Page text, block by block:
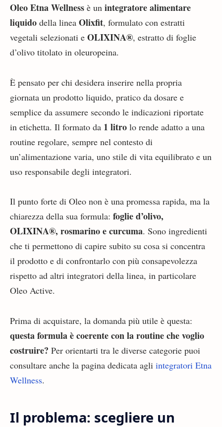
Oleo Etna Wellness è un integratore alimentare
liquido della linea Olixfit, formulato con estratti
vegetali selezionati e OLIXINA®, estratto di foglie
d’olivo titolato in oleuropeina.
È pensato per chi desidera inserire nella propria
giornata un prodotto liquido, pratico da dosare e
semplice da assumere secondo le indicazioni riportate
in etichetta. Il formato da 1 litro lo rende adatto a una
routine regolare, sempre nel contesto di
un’alimentazione varia, uno stile di vita equilibrato e un
uso responsabile degli integratori.
Il punto forte di Oleo non è una promessa rapida, ma la
chiarezza della sua formula: foglie d’olivo,
OLIXINA®, rosmarino e curcuma. Sono ingredienti
che ti permettono di capire subito su cosa si concentra
il prodotto e di confrontarlo con più consapevolezza
rispetto ad altri integratori della linea, in particolare
Oleo Active.
Prima di acquistare, la domanda più utile è questa:
questa formula è coerente con la routine che voglio
costruire? Per orientarti tra le diverse categorie puoi
consultare anche la pagina dedicata agli integratori Etna
Wellness.
Il problema: scegliere un